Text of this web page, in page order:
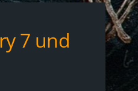
7 und